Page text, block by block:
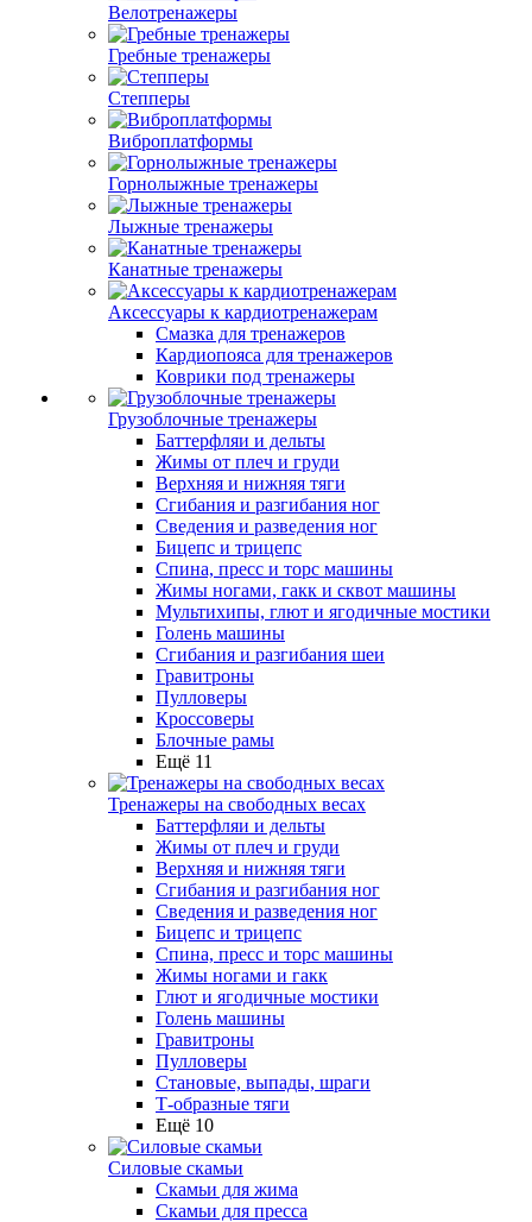
Велотренажеры
Гребные тренажеры
Степперы
Виброплатформы
Горнолыжные тренажеры
Лыжные тренажеры
Канатные тренажеры
Аксессуары к кардиотренажерам
Смазка для тренажеров
Кардиопояса для тренажеров
Коврики под тренажеры
Грузоблочные тренажеры
Баттерфляи и дельты
Жимы от плеч и груди
Верхняя и нижняя тяги
Сгибания и разгибания ног
Сведения и разведения ног
Бицепс и трицепс
Спина, пресс и торс машины
Жимы ногами, гакк и сквот машины
Мультихипы, глют и ягодичные мостики
Голень машины
Сгибания и разгибания шеи
Гравитроны
Пулловеры
Кроссоверы
Блочные рамы
Ещё 11
Тренажеры на свободных весах
Баттерфляи и дельты
Жимы от плеч и груди
Верхняя и нижняя тяги
Сгибания и разгибания ног
Сведения и разведения ног
Бицепс и трицепс
Спина, пресс и торс машины
Жимы ногами и гакк
Глют и ягодичные мостики
Голень машины
Гравитроны
Пулловеры
Становые, выпады, шраги
Т-образные тяги
Ещё 10
Силовые скамьи
Скамьи для жима
Скамьи для пресса